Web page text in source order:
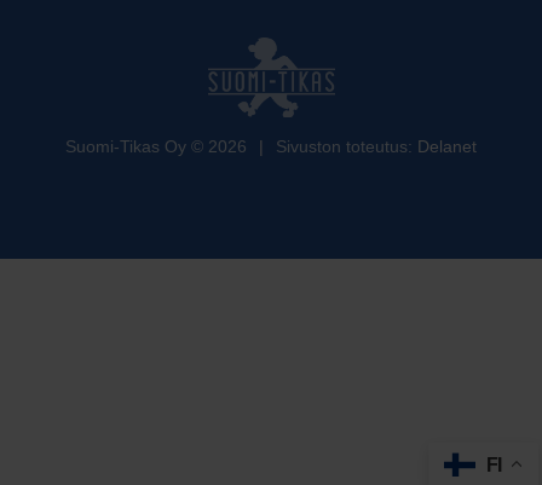
Suomi-Tikas Oy © 2026 | Sivuston toteutus: Delanet
FI